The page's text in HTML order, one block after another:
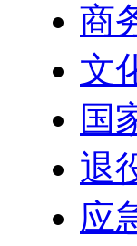
商
文
国
退
应